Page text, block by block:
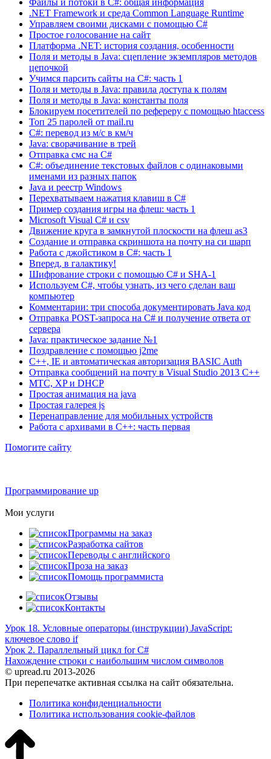
.NET Framework и среда Common Language Runtime
Управляем своими дисками с помощью C#
Простое голосование на сайт
Платформа .NET: история создания, особенности
Поля и методы в Java: сцепление экземпляров методов
цепочкой
Учимся парсить сайты на C#: часть 1
Поля и методы в Java: правила доступа к полям
Поля и методы в Java: константы поля
Блокируем посетителей по рефереру с помощью htaccess
Топ 25 паролей от mail.ru
C#: перевод из м/с в км/ч
Java: сворачивание в трей
Отправка смс на C#
C#: объединение текстовых файлов с одинаковыми
именами из разных папок
Java и реестр Windows
Перехватываем нажатия клавиш в C#
Пример создания игры на флеш: часть 1
Microsoft Visual C# и csv
Движение круга в замкнутой плоскости на флеш as3
Создание и отправка скриншота на почту на си шарп
Работа с джойстиком в C#: часть 1
Вперед, в галактику!
Шифрование строки с помощью C# и SHA-1
Используем C#, чтобы узнать, из чего сделан ваш
компьютер
Комментарии: три способа документировать Java код
Отправка POST-запроса на C# и получение ответа от
сервера
Java: практическое задание №1
Поздравление с помощью j2me
С++, IE и автоматическая авторизация BASIC Auth
Отправка сообщений на почту в Visual Studio 2013 C++
МТС, XP и DHCP
Простая анимация на java
Простая галерея js
Перенаправление для мобильных устройств
Работа с архивами в C++: часть первая
Помогите сайту
Программирование up
Мои услуги
Программы на заказ
Разработка сайтов
Переводы с английского
Проза на заказ
Помощь программиста
Отзывы
Контакты
Урок 18. Условные операторы (инструкции) JavaScript:
ключевое слово if
Урок 2. Параллельный цикл for C#
Нахождение строки с наибольшим числом символов
© upread.ru 2013-2026
При перепечатке активная ссылка на сайт обязательна.
Политика конфиденциальности
Политика использования cookie-файлов